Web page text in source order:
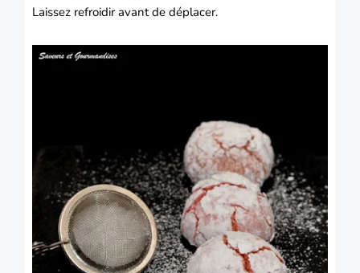
Laissez refroidir avant de déplacer.